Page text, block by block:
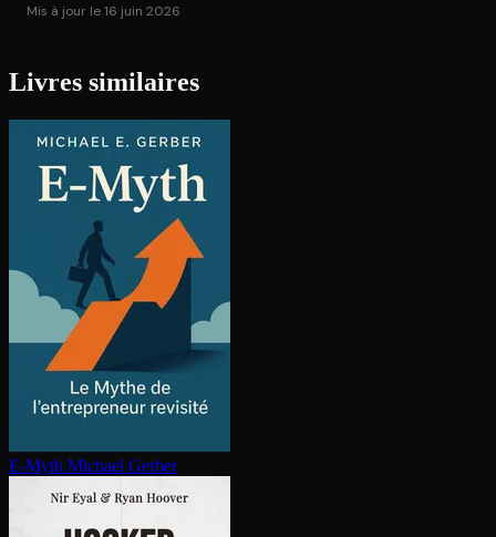
Mis à jour le 16 juin 2026
Livres similaires
E-Myth Michael Gerber